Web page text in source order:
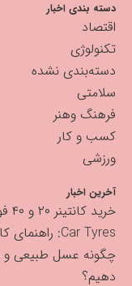
دسته بندی اخبار
اقتصاد
تکنولوژی
دسته‌بندی نشده
سلامتی
فرهنگ وهنر
کسب و کار
ورزشی
آخرین اخبار
خرید کانتینر ۲۰ و ۴۰ فوت با بهترین قیمت
Car Tyres: راهنمای کامل خرید تایر
چگونه عسل طبیعی و
دهیم؟